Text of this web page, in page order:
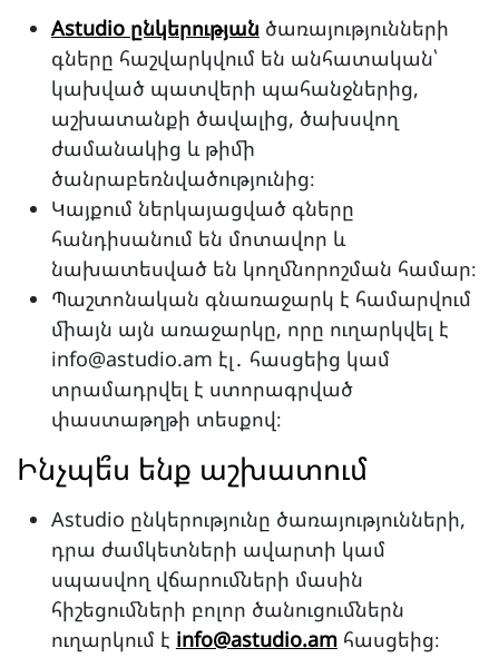
Astudio ընկերության ծառայությունների
գները հաշվարկվում են անհատական՝
կախված պատվերի պահանջներից,
աշխատանքի ծավալից, ծախսվող
ժամանակից և թիմի
ծանրաբեռնվածությունից։
Կայքում ներկայացված գները
հանդիսանում են մոտավոր և
նախատեսված են կողմնորոշման համար։
Պաշտոնական գնառաջարկ է համարվում
միայն այն առաջարկը, որը ուղարկվել է
info@astudio.am էլ․ հասցեից կամ
տրամադրվել է ստորագրված
փաստաթղթի տեսքով։
Ինչպե՞ս ենք աշխատում
Astudio ընկերությունը ծառայությունների,
դրա ժամկետների ավարտի կամ
սպասվող վճարումների մասին
հիշեցումների բոլոր ծանուցումներն
ուղարկում է info@astudio.amհասցեից։